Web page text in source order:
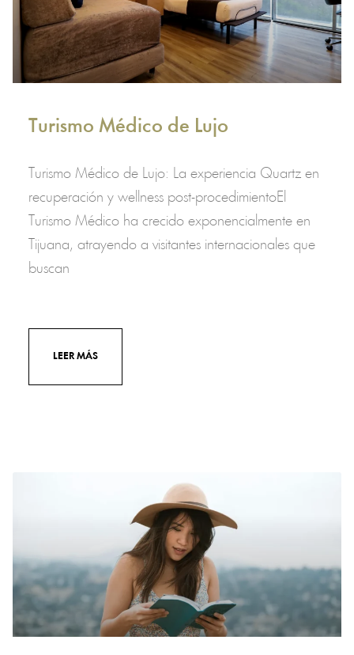
Turismo Médico de Lujo
Turismo Médico de Lujo: La experiencia Quartz en
recuperación y wellness post-procedimientoEl
Turismo Médico ha crecido exponencialmente en
Tijuana, atrayendo a visitantes internacionales que
buscan
LEER MÁS